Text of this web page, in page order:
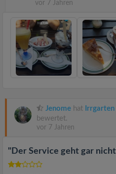
vor 7 Jahren
Jenome hat Irrgarten
bewertet.
vor 7 Jahren
"Der Service geht gar